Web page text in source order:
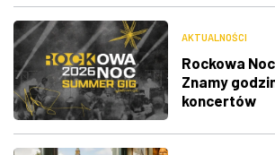
AKTUALNOŚCI
Rockowa
Znamy
koncertów